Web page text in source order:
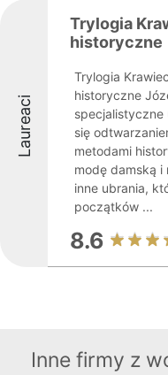
Laureaci
Trylogia
historyczne
Trylogia
historyczne
specjalistyczne
się
metodami
modę damską i
inne ubrania,
początków ...
8.6
Inne firmy z